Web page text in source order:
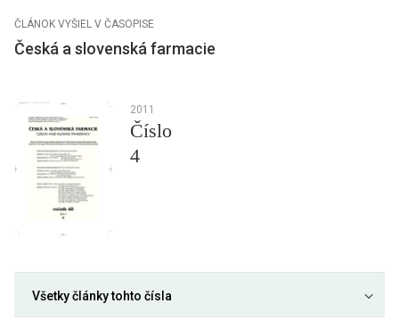
ČLÁNOK VYŠIEL V ČASOPISE
Česká a slovenská farmacie
2011
Číslo
4
Všetky články tohto čísla